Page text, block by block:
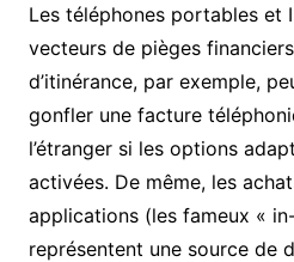
Les téléphones portables et
vecteurs de pièges
d’itinérance, par exemple,
gonfler une facture
l’étranger si les options
activées. De même, les
applications (les fameux «
représentent une source de